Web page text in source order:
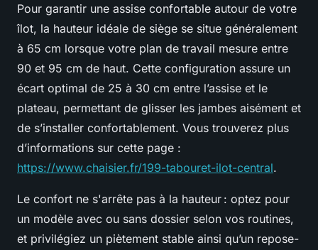
Pour garantir une assise confortable autour de votre
îlot, la hauteur idéale de siège se situe généralement
à 65 cm lorsque votre plan de travail mesure entre
90 et 95 cm de haut. Cette configuration assure un
écart optimal de 25 à 30 cm entre l’assise et le
plateau, permettant de glisser les jambes aisément et
de s’installer confortablement. Vous trouverez plus
d’informations sur cette page :
https://www.chaisier.fr/199-tabouret-ilot-central.
Le confort ne s'arrête pas à la hauteur : optez pour
un modèle avec ou sans dossier selon vos routines,
et privilégiez un piètement stable ainsi qu’un repose-